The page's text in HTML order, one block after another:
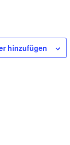
hinzufügen